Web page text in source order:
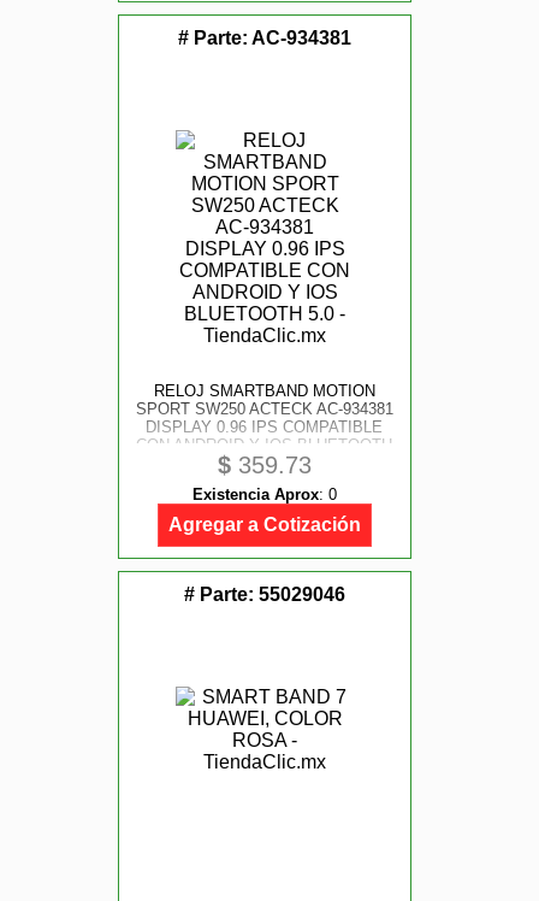
# Parte: AC-934381
RELOJ SMARTBAND MOTION
SPORT SW250 ACTECK AC-934381
DISPLAY 0.96 IPS COMPATIBLE
CON ANDROID Y IOS BLUETOOTH
5.0
$ 359.73
Existencia Aprox: 0
Agregar a Cotización
# Parte: 55029046